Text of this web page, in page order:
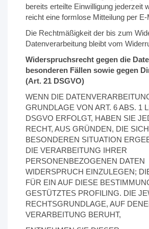
bereits erteilte Einwilligung jederzeit
reicht eine formlose Mitteilung per
Die Rechtmäßigkeit der bis zum
Datenverarbeitung bleibt vom
Widerspruchsrecht gegen die
besonderen Fällen sowie gegen
(Art. 21 DSGVO)
WENN DIE
GRUNDLAGE VON ART. 6 ABS. 1
DSGVO ERFOLGT, HABEN SIE
RECHT, AUS GRÜNDEN, DIE
BESONDEREN SITUATION
DIE VERARBEITUNG IHRER
PERSONENBEZOGENEN DATEN
WIDERSPRUCH EINZULEGEN;
FÜR EIN AUF DIESE
GESTÜTZTES PROFILING. DIE
RECHTSGRUNDLAGE, AUF
VERARBEITUNG BERUHT,